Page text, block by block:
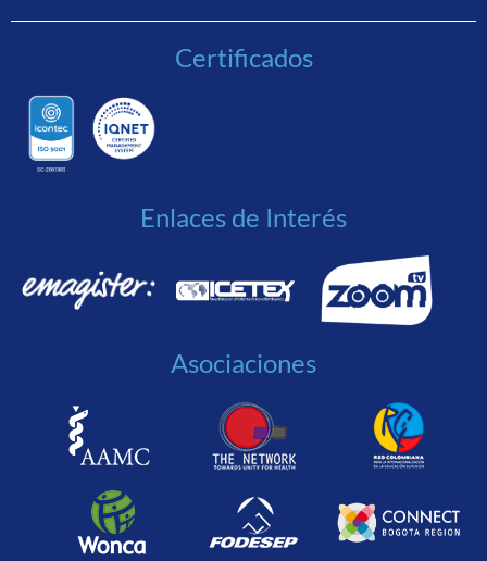
Certificados
Enlaces de Interés
Asociaciones